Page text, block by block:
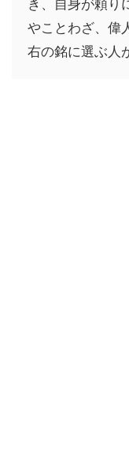
き、自身が頼り
やことわざ、偉
右の銘に選ぶ人